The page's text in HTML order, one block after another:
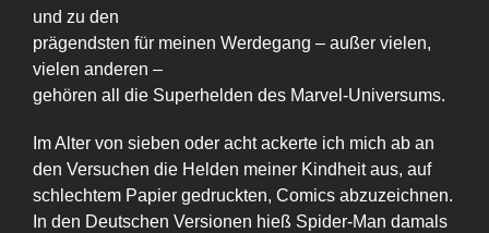
und zu den
prägendsten für meinen Werdegang – außer vielen,
vielen anderen –
gehören all die Superhelden des Marvel-Universums.
Im Alter von sieben oder acht ackerte ich mich ab an
den Versuchen die Helden meiner Kindheit aus, auf
schlechtem Papier gedruckten, Comics abzuzeichnen.
In den Deutschen Versionen hieß Spider-Man damals